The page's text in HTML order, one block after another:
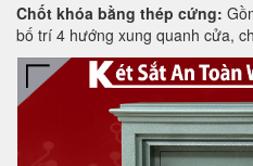
Chốt khóa bằng thép cứng:
bố trí 4 hướng xung quanh cửa,